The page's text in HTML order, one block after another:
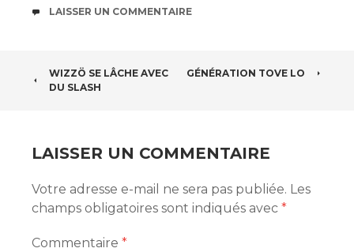
COMMENTAIRES
LAISSER UN COMMENTAIRE
NAVIGATION
ARTICLES
WIZZÖ SE LÂCHE AVEC
DU SLASH
GÉNÉRATION TOVE LO
LAISSER UN COMMENTAIRE
Votre adresse e-mail ne sera pas publiée. Les
champs obligatoires sont indiqués avec *
Commentaire *